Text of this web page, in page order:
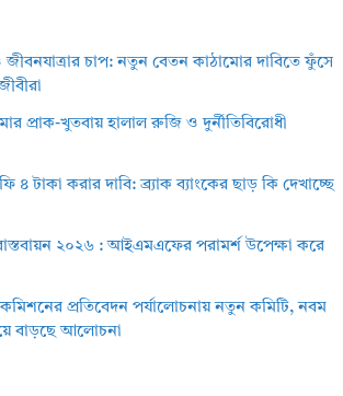
জীবনযাত্রার চাপ: নতুন বেতন কাঠামোর দাবিতে ফুঁসে
প্রাক-খুতবায় হালাল রুজি ও দুর্নীতিবিরোধী
৪ টাকা করার দাবি: ব্র্যাক ব্যাংকের ছাড় কি দেখাচ্ছে
২০২৬ : আইএমএফের পরামর্শ উপেক্ষা করে
প্রতিবেদন পর্যালোচনায় নতুন কমিটি, নবম
বাড়ছে আলোচনা